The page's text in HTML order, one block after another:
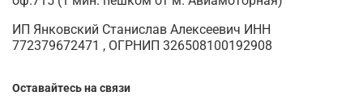
ИП Янковский Станислав Алексеевич ИНН
772379672471 , ОГРНИП 326508100192908
Оставайтесь на связи